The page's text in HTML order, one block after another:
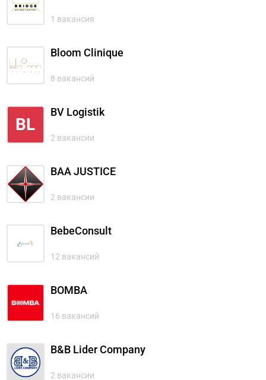
1 вакансия
Bloom Clinique
8 вакансий
BL
BV Logistik
2 вакансии
BAA JUSTICE
2 вакансии
BebeConsult
12 вакансий
BOMBA
16 вакансий
B&B Lider Company
2 вакансии